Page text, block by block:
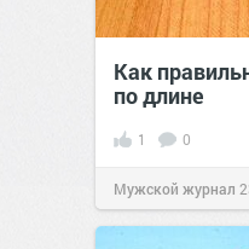
Как
по длине
1 0
Мужской журнал